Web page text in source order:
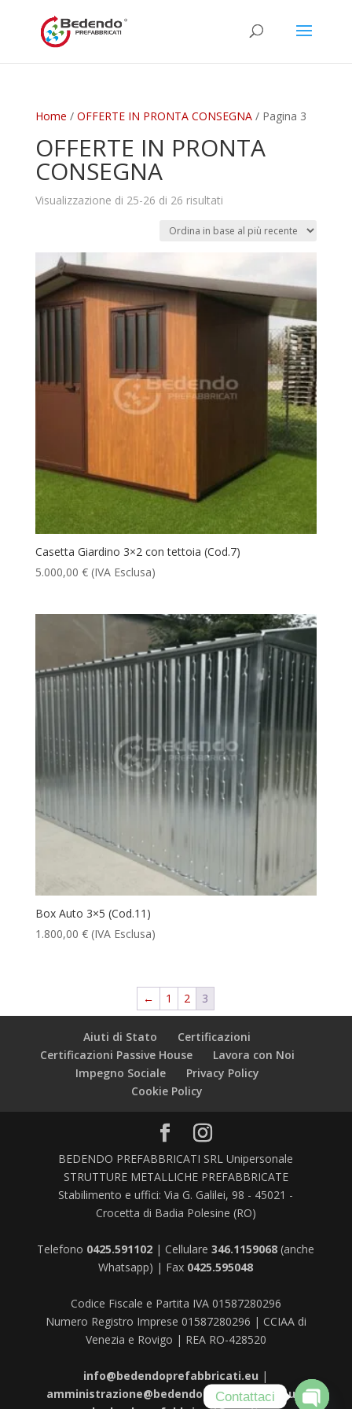
Home / OFFERTE IN PRONTA CONSEGNA/ Pagina 3
OFFERTE IN PRONTA
CONSEGNA
Visualizzazione di 25-26 di 26 risultatiOrdina
base
recente
Casetta Giardino 3×2 con tettoia (Cod.7)
5.000,00 € (IVA Esclusa)
Box Auto 3×5 (Cod.11)
1.800,00 € (IVA Esclusa)
← 1 2 3
Aiuti di Stato
Certificazioni
Certificazioni Passive House
Lavora con Noi
Impegno Sociale
Privacy Policy
Cookie Policy
BEDENDO PREFABBRICATI SRL Unipersonale
STRUTTURE METALLICHE PREFABBRICATE
Stabilimento e uffici: Via G. Galilei, 98 - 45021 -
Crocetta di Badia Polesine (RO)
Telefono 0425.591102 | Cellulare346.1159068 (anche
Whatsapp) | Fax 0425.595048
Codice Fiscale e Partita IVA 01587280296
Numero Registro Imprese 01587280296 | CCIAA di
Venezia e Rovigo | REA RO-428520
info@bedendoprefabbricati.eu |
amministrazione@bedendoprefabbricati.eu|
Contattaci